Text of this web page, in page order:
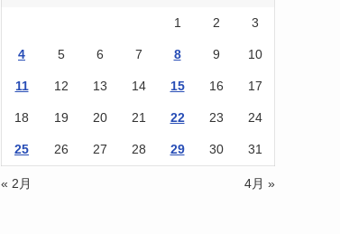
1 2 3
4 5 6 7 8 9 10
11 12 13 14 15 16 17
18 19 20 21 22 23 24
25 26 27 28 29 30 31
« 2月 4月 »